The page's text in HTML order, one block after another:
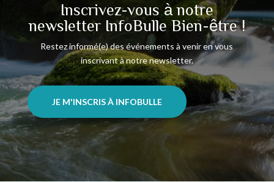
Inscrivez-vous à notre
newsletter InfoBulle Bien-être !
Restez informé(e) des événements à venir en vous
inscrivant à notre newsletter.
JE M'INSCRIS À INFOBULLE